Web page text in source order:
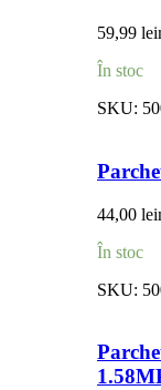
59,99 lei
În stoc
SKU:
44,00 lei
În stoc
SKU: